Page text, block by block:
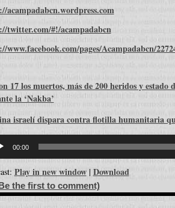
acampadabcn.wordpress.com
twitter.com/#!/acampadabcn
www.facebook.com/pages/Acampadabcn/
17 los muertos, más de 200 heridos y
la ‘Nakba’
israelí dispara contra flotilla humanitaria
00:00
Play in new window| Download
the first to comment)